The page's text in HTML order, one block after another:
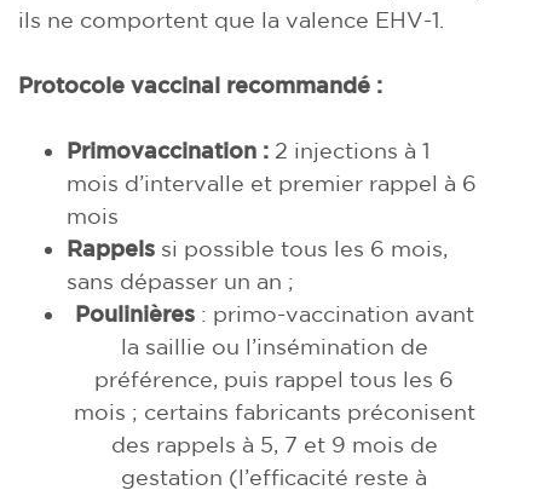
ils ne comportent que la valence EHV-1.
Protocole vaccinal recommandé :
Primovaccination : 2 injections à 1
mois d’intervalle et premier rappel à 6
mois
Rappels si possible tous les 6 mois,
sans dépasser un an ;
Poulinières: primo-vaccination avant
la saillie ou l’insémination de
préférence, puis rappel tous les 6
mois ; certains fabricants préconisent
des rappels à 5, 7 et 9 mois de
gestation (l’efficacité reste à